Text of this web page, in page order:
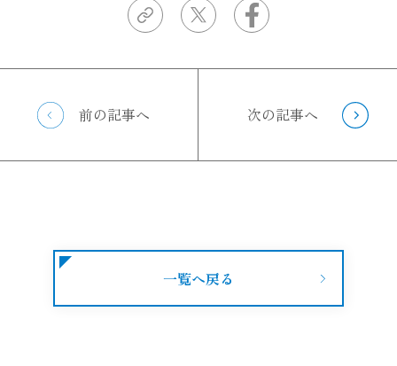
前の記事へ 次の記事へ
一覧へ戻る